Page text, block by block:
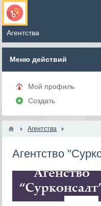
Меню действий
Мой профиль
Создать
Агентства
Агентство